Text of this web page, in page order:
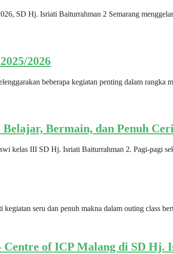
SD Hj. Isriati Baiturrahman 2 Semarang
2026
beberapa kegiatan penting dalam
Bermain, dan Penuh
kelas III SD Hj. Isriati Baiturrahman 2. Pagi-pagi
seru dan penuh makna dalam outing class
of ICP Malang di SD Hj.